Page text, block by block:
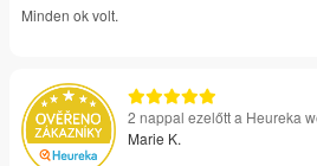
Minden ok volt.
2 nappal ezelőtt a Heureka
Marie K.